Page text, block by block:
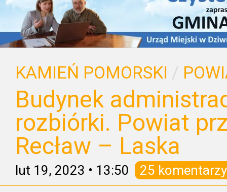
KAMIEŃ POMORSKI /
Budynek
rozbiórki. Powiat
Recław – Laska
lut 19, 2023 • 13:50 25 komentarzy